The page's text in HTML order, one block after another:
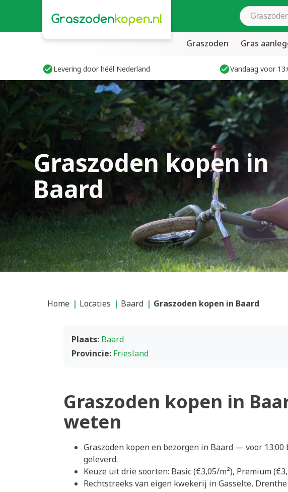
Zoek
Graszoden Gras
Levering door héél Nederland Vandaag voor
Graszoden kopen in
Baard
Home Locaties Baard Graszoden kopen in Baard
Plaats: Baard
Provincie: Friesland
Graszoden kopen in
weten
Graszoden kopen en bezorgen in Baard — voor 13:00
geleverd.
Keuze uit drie soorten: Basic (€3,05/m²), Premium
Rechtstreeks van eigen kwekerij in Gasselte,